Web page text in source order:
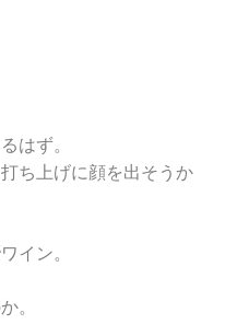
はず。
ち上げに顔を出そうか
イン。
。